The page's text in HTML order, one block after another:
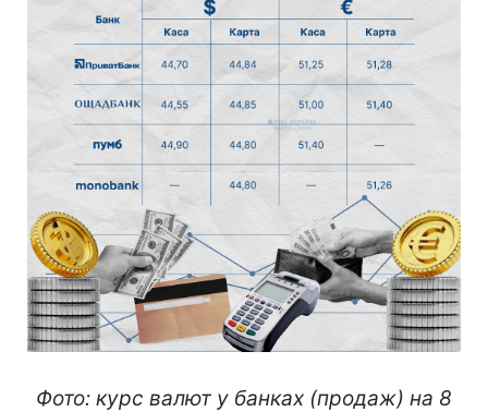
Фото: курс валют у банках (продаж) на 8